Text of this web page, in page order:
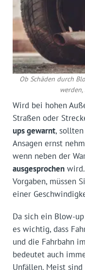
Ob Schäden durch
Wird bei hohen
Straßen oder
ups gewarnt,
Ansagen ernst
wenn neben der
ausgesprochenwird.
Vorgaben, müssen
einer
Da sich ein Blow-
es wichtig, dass
und die Fahrbahn
bedeutet auch
Unfällen. Meist